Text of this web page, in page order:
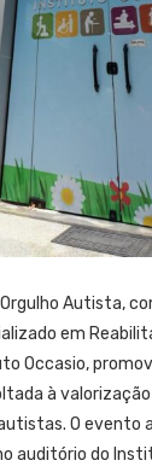
Autista,
em
Occasio,
à
O evento
auditório do